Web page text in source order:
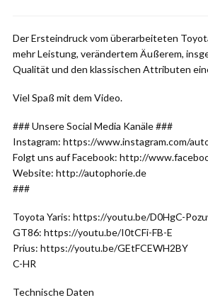
Der Ersteindruck vom überarbeiteten
mehr Leistung, verändertem Äußerem,
Qualität und den klassischen Attributen
Viel Spaß mit dem Video.
### Unsere Social Media Kanäle ###
Instagram: https://www.instagram.com/
Folgt uns auf Facebook: http://
Website: http://autophorie.de
###
Toyota Yaris: https://youtu.be/D0HgC-
GT86: https://youtu.be/I0tCFi-FB-E
Prius: https://youtu.be/GEtFCEWH2BY
C-HR
Technische Daten